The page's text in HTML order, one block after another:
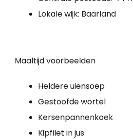
Lokale wijk: Baarland
Maaltijd voorbeelden
Heldere uiensoep
Gestoofde wortel
Kersenpannenkoek
Kipfilet in jus